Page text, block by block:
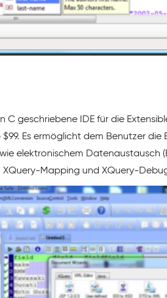
C geschriebene IDE für die
Es ermöglicht dem Benutzer
elektronischem Datenaustausch
Mapping und XQuery-